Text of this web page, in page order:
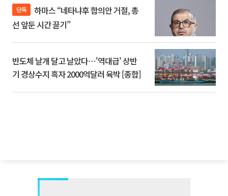
단독
선 앞둔 시간 끌기”
반도체 날개 달고 날았다⋯'역대급' 상반
기 경상수지 흑자 2000억달러 육박 [종합]